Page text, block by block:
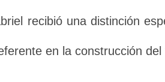
recibió una distinción
en la construcción